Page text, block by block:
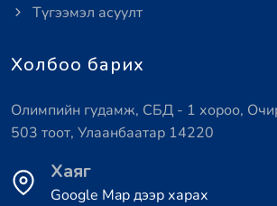
Түгээмэл асуулт
Холбоо барих
Олимпийн гудамж, СБД - 1 хороо,
503 тоот, Улаанбаатар 14220
Хаяг
Google Map дээр харах